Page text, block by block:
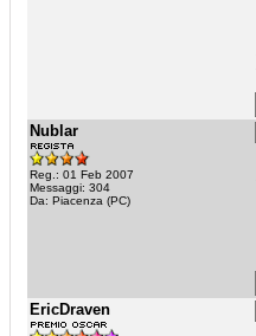
Nublar
Reg.: 01 Feb 2007
Messaggi: 304
Da: Piacenza (PC)
EricDraven